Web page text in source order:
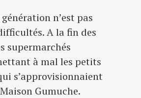
n’est pas
A la fin des
supermarchés
à mal les petits
s’approvisionnaient
Gumuche.